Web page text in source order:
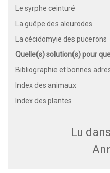
Le syrphe ceinturé
La guêpe des aleurodes
La cécidomyie des pucerons
Quelle(s) solution(s) pour
Bibliographie et bonnes
Index des animaux
Index des plantes
Lu